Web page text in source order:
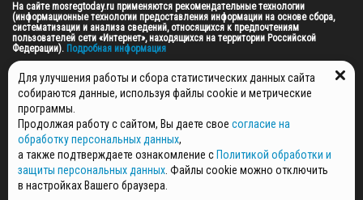
На сайте mosregtoday.ru применяются рекомендательные технологии
(информационные технологии предоставления информации на основе сбора,
систематизации и анализа сведений, относящихся к предпочтениям
пользователей сети «Интернет», находящихся на территории Российской
Федерации). Подробная информация
© 2026 ПРАВА НА ВСЕ МАТЕРИАЛЫ САЙТА ПРИНАДЛЕЖАТ ГАУ МО "ЦИФРОВЫЕ
МЕДИА" (ОГРН: 1255000059467).
ПОЛИТИКА ОБРАБОТКИ И ЗАЩИТЫ ПЕРСОНАЛЬНЫХ ДАННЫХ
НОВОСТИ
ГАЗЕТЫ
РЕКЛАМОДАТЕЛЯМ
Для улучшения работы и сбора статистических данных сайта
собираются данные, используя файлы cookie и метрические
программы.
Продолжая работу с сайтом, Вы даете свое согласие на
обработку персональных данных,
а также подтверждаете ознакомление с Политикой обработки и
защиты персональных данных . Файлы cookie можно отключить
в настройках Вашего браузера.